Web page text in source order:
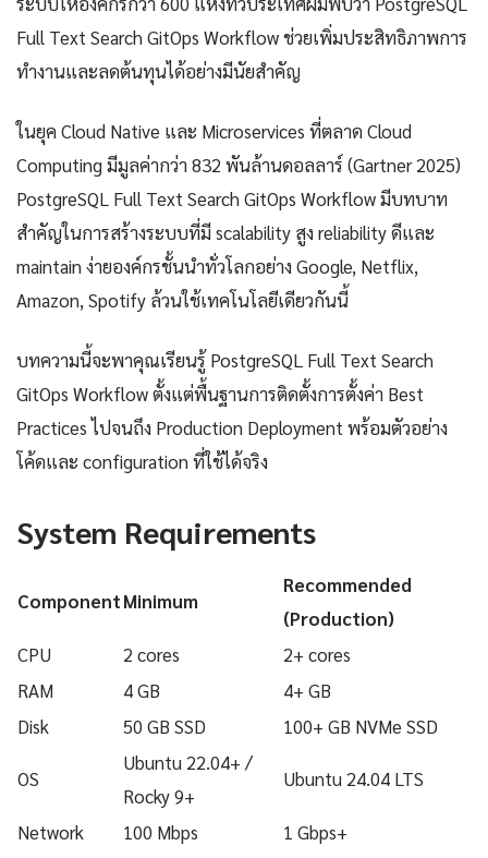
Full Text Search GitOps Workflow ช่วยเพิ่มประสิทธิภาพการ
ทำงานและลดต้นทุนได้อย่างมีนัยสำคัญ
ในยุค Cloud Native และ Microservices ที่ตลาด Cloud
Computing มีมูลค่ากว่า 832 พันล้านดอลลาร์ (Gartner 2025)
PostgreSQL Full Text Search GitOps Workflow มีบทบาท
สำคัญในการสร้างระบบที่มี scalability สูง reliability ดีและ
maintain ง่ายองค์กรชั้นนำทั่วโลกอย่าง Google, Netflix,
Amazon, Spotify ล้วนใช้เทคโนโลยีเดียวกันนี้
บทความนี้จะพาคุณเรียนรู้ PostgreSQL Full Text Search
GitOps Workflow ตั้งแต่พื้นฐานการติดตั้งการตั้งค่า Best
Practices ไปจนถึง Production Deployment พร้อมตัวอย่าง
โค้ดและ configuration ที่ใช้ได้จริง
System Requirements
ComponentMinimum
Recommended
(Production)
CPU
2 cores
2+ cores
RAM
4 GB
4+ GB
Disk
50 GB SSD 100+ GB NVMe SSD
OS
Ubuntu 22.04+ /
Rocky 9+
Ubuntu 24.04 LTS
Network 100 Mbps 1 Gbps+